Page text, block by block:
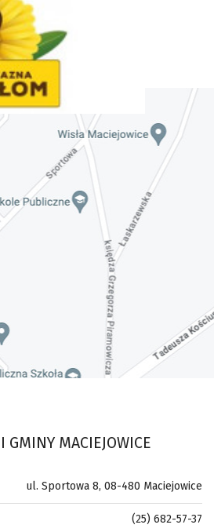
GMINY MACIEJOWICE
ul. Sportowa 8, 08-480 Maciejowice
(25) 682-57-37